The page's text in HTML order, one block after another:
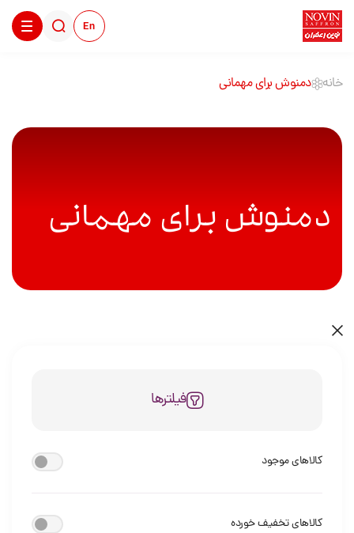
En
خانه دمنوش برای مهمانی
دمنوش برای مهمانی
فیلترها
کالاهای موجود
کالاهای تخفیف خورده